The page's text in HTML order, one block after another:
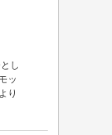
し
ッ
り